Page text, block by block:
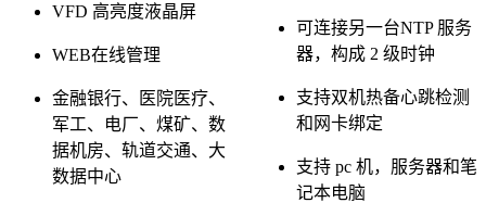
VFD 高亮度液晶屏
WEB在线管理
金融银行、医院医疗、
军工、电厂、煤矿、数
据机房、轨道交通、大
数据中心
可连接另一台NTP 服务
器，构成 2 级时钟
支持双机热备心跳检测
和网卡绑定
支持 pc 机，服务器和笔
记本电脑